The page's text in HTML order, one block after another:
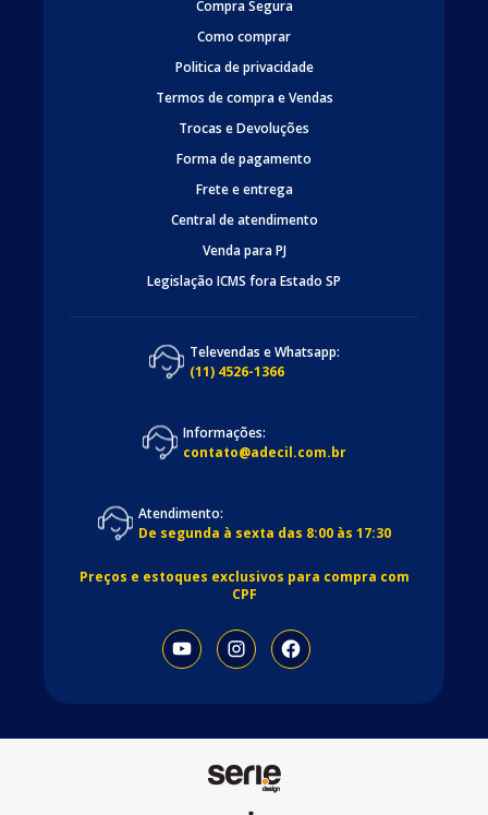
Compra Segura
Como comprar
Politica de privacidade
Termos de compra e Vendas
Trocas e Devoluções
Forma de pagamento
Frete e entrega
Central de atendimento
Venda para PJ
Legislação ICMS fora Estado SP
Televendas e Whatsapp:
(11) 4526-1366
Informações:
contato@adecil.com.br
Atendimento:
De segunda à sexta das 8:00 às 17:30
Preços e estoques exclusivos para compra com
CPF